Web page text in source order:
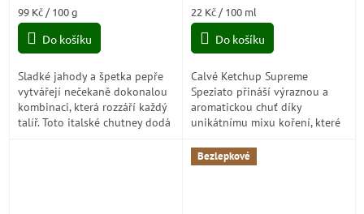
Měrná
cena:
99 Kč / 100 g
Do košíku
Sladké jahody a špetka pepře
vytvářejí nečekaně dokonalou
kombinaci, která rozzáří každý
talíř. Toto italské chutney dodá
Měrná
cena:
22 Kč / 100 ml
Do košíku
Calvé Ketchup Supreme
Speziato přináší výraznou a
aromatickou chuť díky
unikátnímu mixu koření, které
Kombinace zázvoru, skořice,
pepře a hřebíčku promění...
Bezlepkové